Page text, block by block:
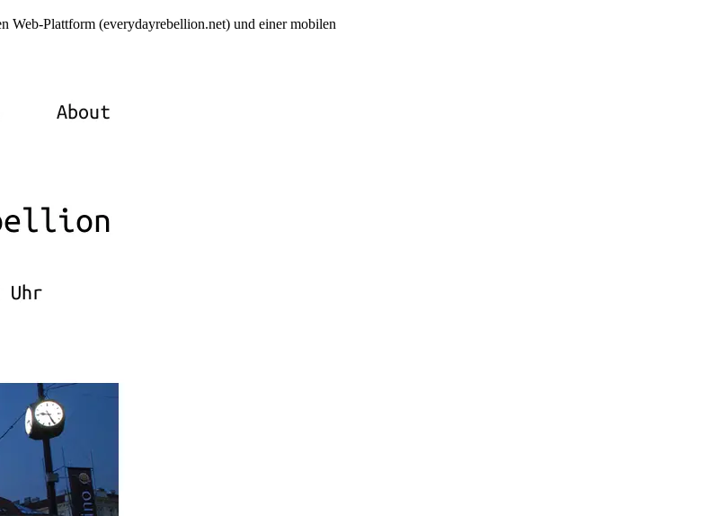
Web-Plattform (everydayrebellion.net) und einer mobilen